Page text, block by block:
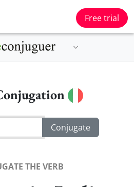
Free trial
THE VERB